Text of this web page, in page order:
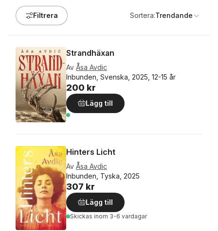
Filtrera Sortera:Trendande
Strandhäxan
Av Åsa Avdic
Inbunden, Svenska, 2025, 12-15 år
200 kr
Lägg till
Hinters Licht
Av Åsa Avdic
Inbunden, Tyska, 2025
307 kr
Lägg till
Skickas inom 3-6 vardagar